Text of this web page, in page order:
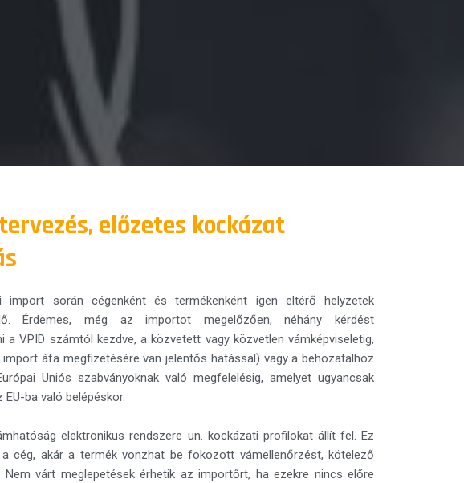
előzetes kockázat
import során cégenként és termékenként igen eltérő helyzetek
Érdemes, még az importot megelőzően, néhány kérdést
a VPID számtól kezdve, a közvetett vagy közvetlen vámképviseletig,
import áfa megfizetésére van jelentős hatással) vagy a behozatalhoz
Uniós szabványoknak való megfelelésig, amelyet ugyancsak
EU-ba való belépéskor.
elektronikus rendszere un. kockázati profilokat állít fel. Ez
a cég, akár a termék vonzhat be fokozott vámellenőrzést, kötelező
Nem várt meglepetések érhetik az importőrt, ha ezekre nincs előre